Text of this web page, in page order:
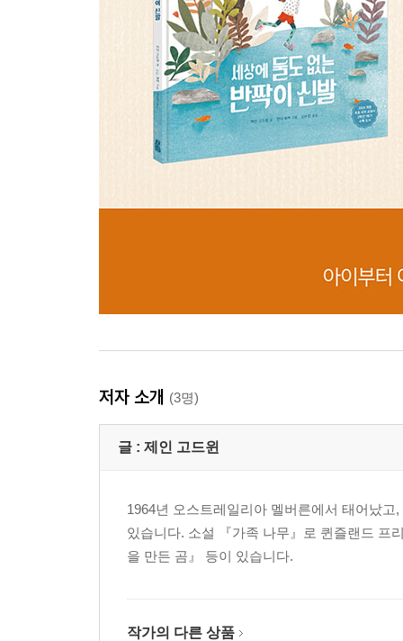
저자 소개 (3명)
글 : 제인 고드윈
1964년 오스트레일리아 멜버른에서 태어났
있습니다. 소설 『가족 나무』로 퀸즐랜드 프
을 만든 곰』 등이 있습니다.
작가의 다른 상품